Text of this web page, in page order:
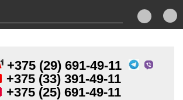
+375 (29) 691-49-11
+375 (33) 391-49-11
+375 (25) 691-49-11